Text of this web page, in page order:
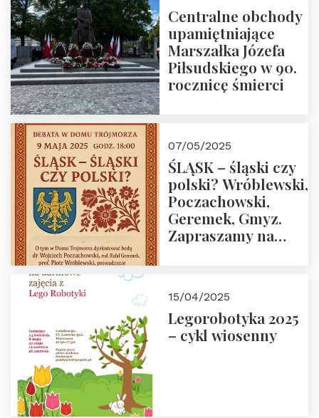
Centralne obchody
upamiętniające
Marszałka Józefa
Piłsudskiego w 90.
rocznicę śmierci
07/05/2025
ŚLĄSK – śląski czy
polski? Wróblewski,
Poczachowski,
Geremek, Gmyz.
Zapraszamy na
Trójmorza.
15/04/2025
Legorobotyka 2025
– cykl wiosenny